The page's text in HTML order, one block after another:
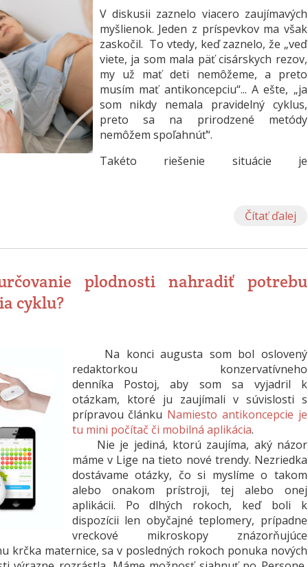
V diskusii zaznelo viacero zaujímavých
myšlienok. Jeden z príspevkov ma však
zaskočil. To vtedy, keď zaznelo, že „veď
viete, ja som mala päť cisárskych rezov,
my už mať deti nemôžeme, a preto
musím mať antikoncepciu“... A ešte, „ja
som nikdy nemala pravidelný cyklus,
preto sa na prirodzené metódy
nemôžem spoľahnúť“.
Takéto riešenie situácie je
Čítať ďalej
plodnosti nahradiť potrebu
cyklu?
Na konci augusta som bol oslovený
redaktorkou konzervatívneho
denníka Postoj, aby som sa vyjadril k
otázkam, ktoré ju zaujímali v súvislosti s
prípravou článku Namiesto antikoncepcie je
tu mini počítač či mobilná aplikácia.
Nie je jediná, ktorú zaujíma, aký názor
máme v Lige na tieto nové trendy. Nezriedka
dostávame otázky, čo si myslíme o takom
alebo onakom prístroji, tej alebo onej
aplikácii. Po dlhých rokoch, keď boli k
dispozícii len obyčajné teplomery, prípadne
vreckové mikroskopy znázorňujúce
krčka maternice, sa v posledných rokoch ponuka nových